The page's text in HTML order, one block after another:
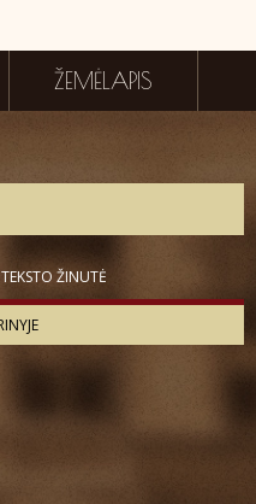
ŽEMĖLAPIS
TEKSTO ŽINUTĖ